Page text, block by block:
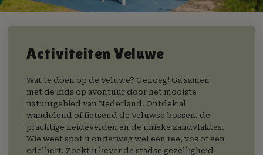
Activiteiten Veluwe
Wat te doen op de Veluwe? Genoeg! Ga samen
met de kids op avontuur door het mooiste
natuurgebied van Nederland. Ontdek al
wandelend of fietsend de Veluwse bossen, de
prachtige heidevelden en de unieke zandvlaktes.
Wie weet spot u onderweg wel een ree, vos of een
edelhert. Zoekt u liever de stadse gezelligheid